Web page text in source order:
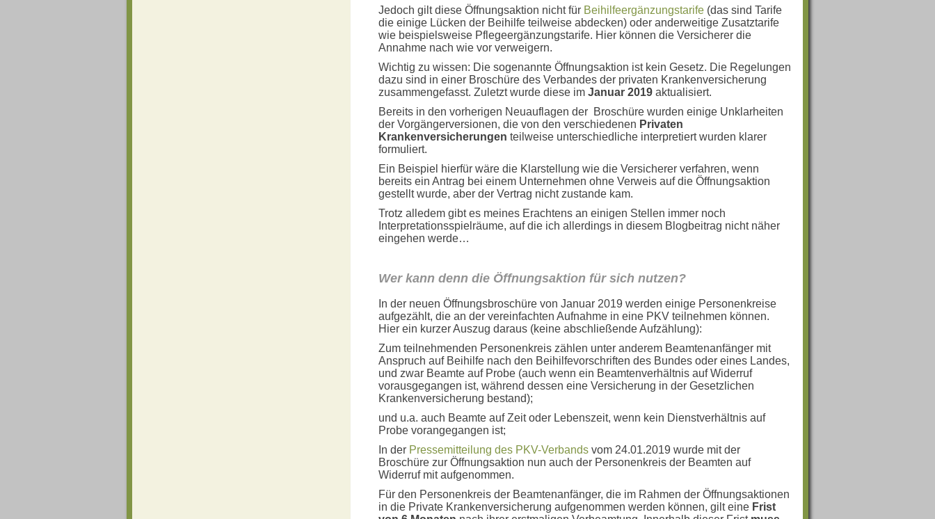
Jedoch gilt diese Öffnungsaktion nicht für Beihilfeergänzungstarife (das sind Tarife
die einige Lücken der Beihilfe teilweise abdecken) oder anderweitige Zusatztarife
wie beispielsweise Pflegeergänzungstarife. Hier können die Versicherer die
Annahme nach wie vor verweigern.
Wichtig zu wissen: Die sogenannte Öffnungsaktion ist kein Gesetz. Die Regelungen
dazu sind in einer Broschüre des Verbandes der privaten Krankenversicherung
zusammengefasst. Zuletzt wurde diese im Januar 2019 aktualisiert.
Bereits in den vorherigen Neuauflagen der Broschüre wurden einige Unklarheiten
der Vorgängerversionen, die von den verschiedenen Privaten
Krankenversicherungen teilweise unterschiedliche interpretiert wurden klarer
formuliert.
Ein Beispiel hierfür wäre die Klarstellung wie die Versicherer verfahren, wenn
bereits ein Antrag bei einem Unternehmen ohne Verweis auf die Öffnungsaktion
gestellt wurde, aber der Vertrag nicht zustande kam.
Trotz alledem gibt es meines Erachtens an einigen Stellen immer noch
Interpretationsspielräume, auf die ich allerdings in diesem Blogbeitrag nicht näher
eingehen werde…
Wer kann denn die Öffnungsaktion für sich nutzen?
In der neuen Öffnungsbroschüre von Januar 2019 werden einige Personenkreise
aufgezählt, die an der vereinfachten Aufnahme in eine PKV teilnehmen können.
Hier ein kurzer Auszug daraus (keine abschließende Aufzählung):
Zum teilnehmenden Personenkreis zählen unter anderem Beamtenanfänger mit
Anspruch auf Beihilfe nach den Beihilfevorschriften des Bundes oder eines Landes,
und zwar Beamte auf Probe (auch wenn ein Beamtenverhältnis auf Widerruf
vorausgegangen ist, während dessen eine Versicherung in der Gesetzlichen
Krankenversicherung bestand);
und u.a. auch Beamte auf Zeit oder Lebenszeit, wenn kein Dienstverhältnis auf
Probe vorangegangen ist;
In der Pressemitteilung des PKV-Verbands vom 24.01.2019 wurde mit der
Broschüre zur Öffnungsaktion nun auch der Personenkreis der Beamten auf
Widerruf mit aufgenommen.
Für den Personenkreis der Beamtenanfänger, die im Rahmen der Öffnungsaktionen
in die Private Krankenversicherung aufgenommen werden können, gilt eine Frist